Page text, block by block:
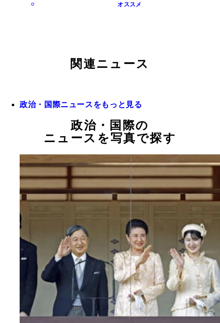
オススメ
関連ニュース
政治・国際ニュースをもっと見る
政治・国際の
ニュースを写真で探す